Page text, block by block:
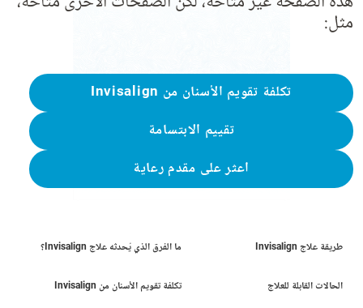
مثل:
تكلفة تقويم الأسنان من Invisalign
تقييم الابتسامة
اعثر على مقدم رعاية
طريقة علاج Invisalign ما الفرق الذي يُحدثه علاج Invisalign؟
الحالات القابلة للعلاج تكلفة تقويم الأسنان من Invisalign